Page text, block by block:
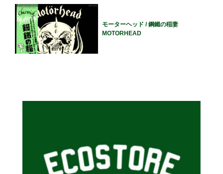
モーターヘッド / 鋼鐵の稲妻
MOTORHEAD